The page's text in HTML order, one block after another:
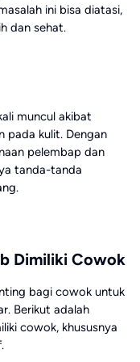
ini bisa diatasi,
dan sehat.
muncul akibat
pada kulit. Dengan
pelembap dan
tanda-tanda
Dimiliki Cowok
bagi cowok untuk
Berikut adalah
cowok, khususnya